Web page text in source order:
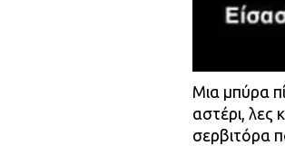
Μια μπύρα
αστέρι, λες
σερβιτόρα